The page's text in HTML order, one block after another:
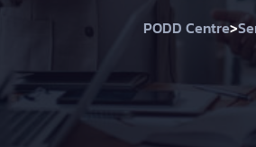
PODD Centre>